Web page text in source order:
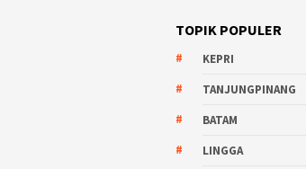
TOPIK POPULER
KEPRI
TANJUNGPINANG
BATAM
LINGGA